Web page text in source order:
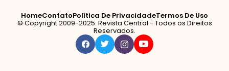
HomeContatoPolítica De PrivacidadeTermos De Uso
© Copyright 2009-2025. Revista Central - Todos os Direitos
Reservados.